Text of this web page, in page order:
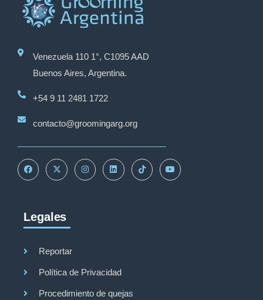
Venezuela 110 1°, C1095 AAD
Buenos Aires, Argentina.
+54 9 11 2481 1722
contacto@groomingarg.org
Legales
Reportar
Política de Privacidad
Procedimiento de quejas